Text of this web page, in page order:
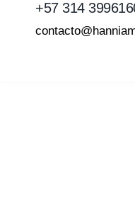
‪+57 314